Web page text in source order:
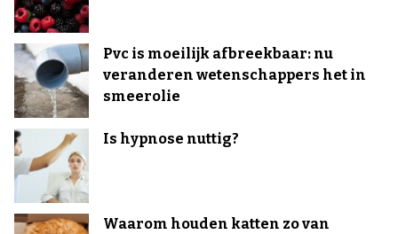
Pvc is moeilijk afbreekbaar: nu
veranderen wetenschappers het in
smeerolie
Is hypnose nuttig?
Waarom houden katten zo van